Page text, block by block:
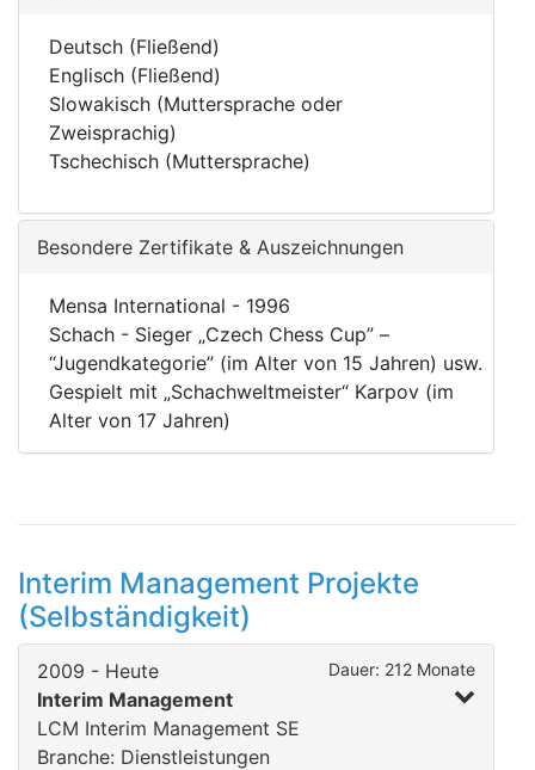
Deutsch (Fließend)
Englisch (Fließend)
Slowakisch (Muttersprache oder
Zweisprachig)
Tschechisch (Muttersprache)
Besondere Zertifikate & Auszeichnungen
Mensa International - 1996
Schach - Sieger „Czech Chess Cup” –
“Jugendkategorie” (im Alter von 15 Jahren) usw.
Gespielt mit „Schachweltmeister“ Karpov (im
Alter von 17 Jahren)
Interim Management Projekte
(Selbständigkeit)
2009 - Heute Dauer: 212 Monate
Interim Management
LCM Interim Management SE
Branche: Dienstleistungen